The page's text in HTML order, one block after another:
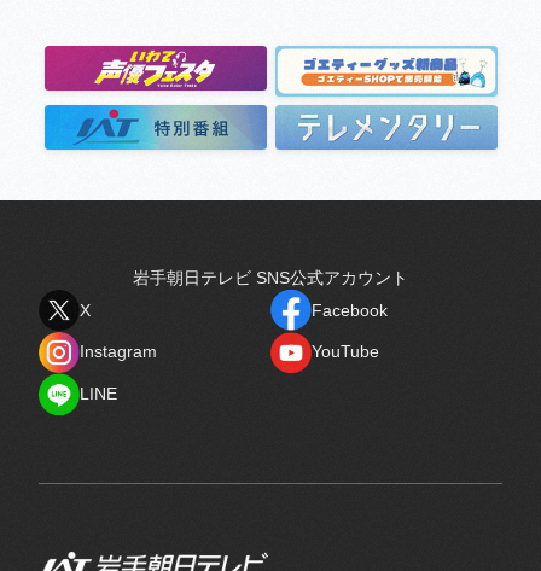
岩手朝日テレビ SNS公式アカウント
X
Facebook
Instagram
YouTube
LINE